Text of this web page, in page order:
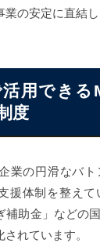
の安定に直結し
用できる
度
業の円滑なバ
援体制を整えて
補助金」などの
れています。